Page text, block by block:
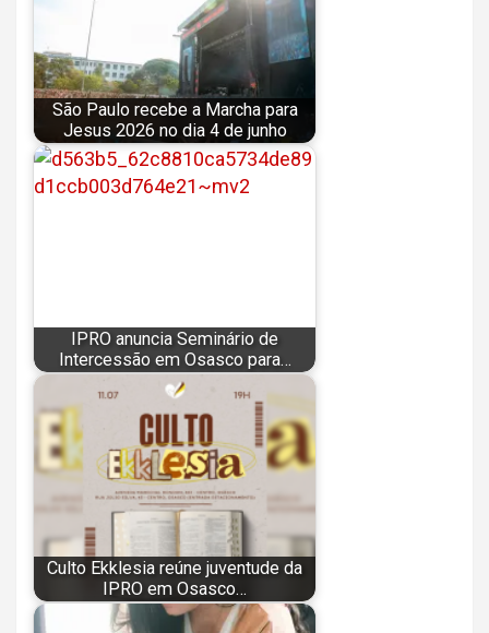
São Paulo recebe a Marcha para
Jesus 2026 no dia 4 de junho
IPRO anuncia Seminário de
Intercessão em Osasco para…
Culto Ekklesia reúne juventude da
IPRO em Osasco…